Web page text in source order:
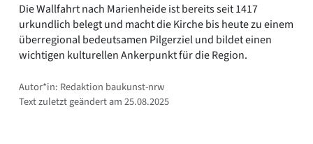
Die Wallfahrt nach Marienheide ist bereits seit 1417
urkundlich belegt und macht die Kirche bis heute zu einem
überregional bedeutsamen Pilgerziel und bildet einen
wichtigen kulturellen Ankerpunkt für die Region.
Autor*in: Redaktion baukunst-nrw
Text zuletzt geändert am 25.08.2025